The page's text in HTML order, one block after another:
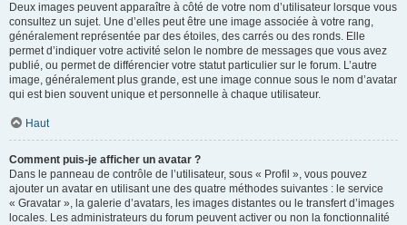
Deux images peuvent apparaître à côté de votre nom d’utilisateur lorsque vous
consultez un sujet. Une d’elles peut être une image associée à votre rang,
généralement représentée par des étoiles, des carrés ou des ronds. Elle
permet d’indiquer votre activité selon le nombre de messages que vous avez
publié, ou permet de différencier votre statut particulier sur le forum. L’autre
image, généralement plus grande, est une image connue sous le nom d’avatar
qui est bien souvent unique et personnelle à chaque utilisateur.
Haut
Comment puis-je afficher un avatar ?
Dans le panneau de contrôle de l’utilisateur, sous « Profil », vous pouvez
ajouter un avatar en utilisant une des quatre méthodes suivantes : le service
« Gravatar », la galerie d’avatars, les images distantes ou le transfert d’images
locales. Les administrateurs du forum peuvent activer ou non la fonctionnalité